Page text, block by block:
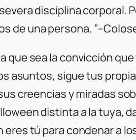
disciplina
de una persona.
que sea la convicción
asuntos, sigue tus
creencias y miradas
distinta a la tuya,
eres tú para condenar a